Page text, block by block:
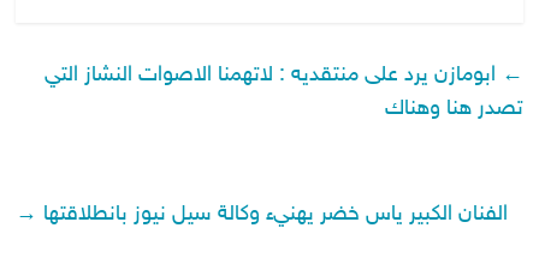
← ابومازن يرد على منتقديه : لاتهمنا الاصوات النشاز التي
تصدر هنا وهناك
الفنان الكبير ياس خضر يهنيء وكالة سيل نيوز بانطلاقتها →